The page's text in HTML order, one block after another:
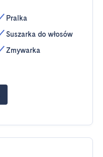
Pralka
Suszarka do włosów
Zmywarka